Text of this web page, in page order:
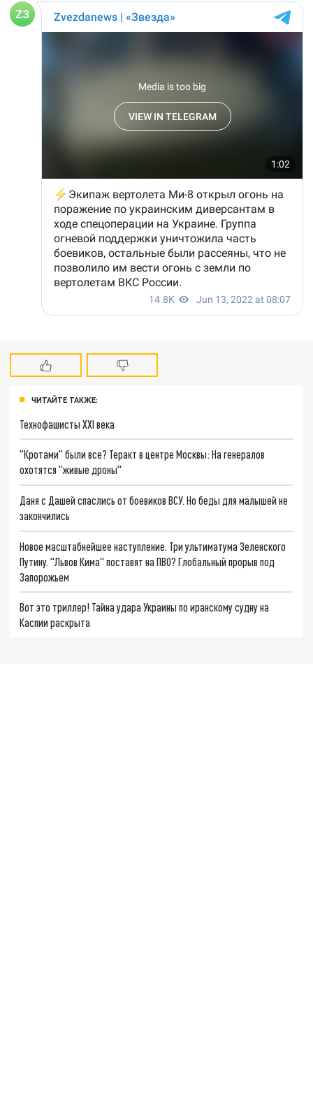
ЧИТАЙТЕ ТАКЖЕ:
Технофашисты XXI века
"Кротами" были все? Теракт в центре Москвы: На генералов
охотятся "живые дроны"
Даня с Дашей спаслись от боевиков ВСУ. Но беды для малышей не
закончились
Новое масштабнейшее наступление. Три ультиматума Зеленского
Путину. "Львов Кима" поставят на ПВО? Глобальный прорыв под
Запорожьем
Вот это триллер! Тайна удара Украины по иранскому судну на
Каспии раскрыта